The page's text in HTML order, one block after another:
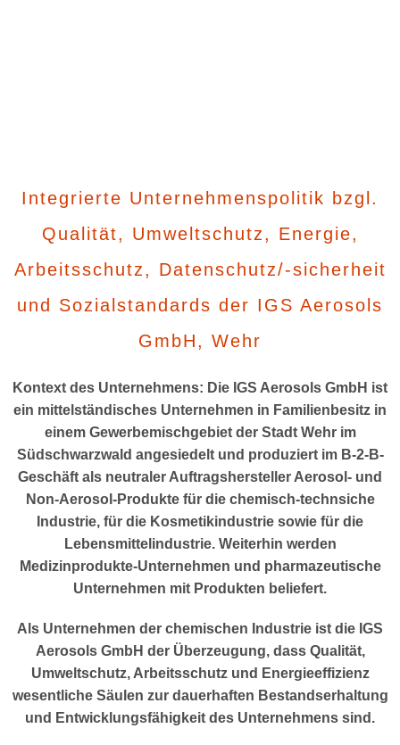
Integrierte Unternehmenspolitik bzgl.
Qualität, Umweltschutz, Energie,
Arbeitsschutz, Datenschutz/-sicherheit
und Sozialstandards der IGS Aerosols
GmbH, Wehr
Kontext des Unternehmens: Die IGS Aerosols GmbH ist
ein mittelständisches Unternehmen in Familienbesitz in
einem Gewerbemischgebiet der Stadt Wehr im
Südschwarzwald angesiedelt und produziert im B-2-B-
Geschäft als neutraler Auftragshersteller Aerosol- und
Non-Aerosol-Produkte für die chemisch-technsiche
Industrie, für die Kosmetikindustrie sowie für die
Lebensmittelindustrie. Weiterhin werden
Medizinprodukte-Unternehmen und pharmazeutische
Unternehmen mit Produkten beliefert.
Als Unternehmen der chemischen Industrie ist die IGS
Aerosols GmbH der Überzeugung, dass Qualität,
Umweltschutz, Arbeitsschutz und Energieeffizienz
wesentliche Säulen zur dauerhaften Bestandserhaltung
und Entwicklungsfähigkeit des Unternehmens sind.